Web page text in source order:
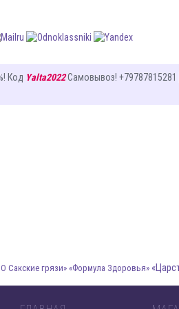
! Код Yalta2022Самовывоз! +79787815281
Сакские грязи» «Формула Здоровья»